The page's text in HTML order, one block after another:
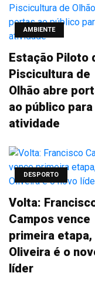
AMBIENTE
Estação Piloto
Piscicultura de
Olhão abre
ao público para
atividade
DESPORTO
Volta:
Campos vence
primeira etapa,
Oliveira é o
líder